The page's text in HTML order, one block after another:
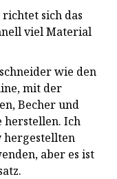
sich das
viel Material
wie den
mit der
Becher und
herstellen. Ich
hergestellten
aber es ist